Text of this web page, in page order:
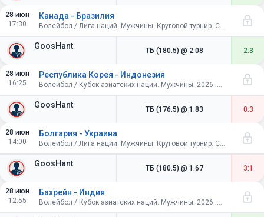
28 июн
17:30
GoosHant
Канада - Бразилия
Волейбол / Лига наций. Мужчины. Круговой турнир. Словения
ТБ (180.5) @ 2.08 2:3
28 июн
16:25
GoosHant
Республика Корея - Индонезия
Волейбол / Кубок азиатских наций. Мужчины. 2026. Индия. Финал
ТБ (176.5) @ 1.83 0:3
28 июн
14:00
GoosHant
Болгария - Украина
Волейбол / Лига наций. Мужчины. Круговой турнир. Словения
ТБ (180.5) @ 1.67 3:1
28 июн
12:55
Бахрейн - Индия
Волейбол / Кубок азиатских наций. Мужчины. 2026. Индия. Матч за 3-е место